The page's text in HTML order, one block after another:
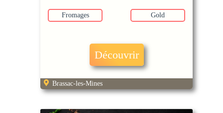
Fromages Gold
Découvrir
Brassac-les-Mines